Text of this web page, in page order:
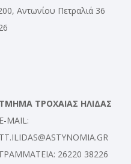
Αντωνίου Πετραλιά 36
ΤΜΗΜΑ ΤΡΟΧΑΙΑΣ ΗΛΙΔΑΣ
E-MAIL:
TT.ILIDAS@ASTYNOMIA.GR
ΓΡΑΜΜΑΤΕΙΑ: 26220 38226